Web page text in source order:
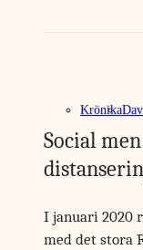
Krönika
Social
I januari 2020
med det stora